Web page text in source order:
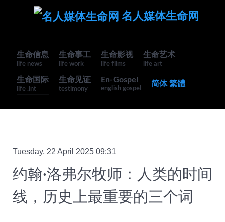
名人媒体生命网
生命信息
life news
生命事工
life work
生命影视
life films
生命艺术
life art
生命国际
life .int
生命见证
testimony
En-Gospel
english gospel
简体 繁體
Tuesday, 22 April 2025 09:31
约翰·洛弗尔牧师：人类的时间
线，历史上最重要的三个词